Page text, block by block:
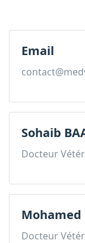
Email
Sohaib
Docteur
Mohamed
Docteur